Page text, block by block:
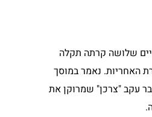
שלושה קרתה תקלה
האחריות. נאמר במוסך
עקב "צרכן" שמרוקן את